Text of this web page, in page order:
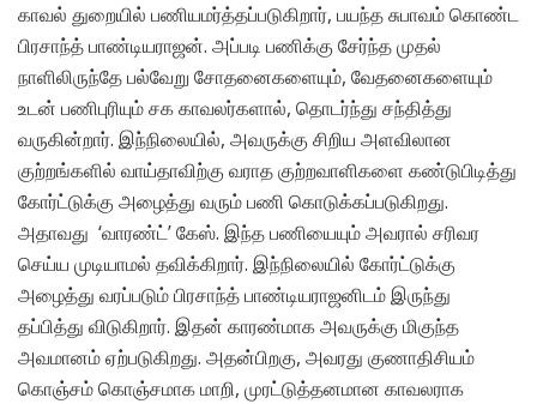
காவல் துறையில் பணியமர்த்தப்படுகிறார், பயந்த சுபாவம் கொண்ட
பிரசாந்த் பாண்டியராஜன். அப்படி பணிக்கு சேர்ந்த முதல்
நாளிலிருந்தே பல்வேறு சோதனைகளையும், வேதனைகளையும்
உடன் பணிபுரியும் சக காவலர்களால், தொடர்ந்து சந்தித்து
வருகின்றார். இந்நிலையில், அவருக்கு சிறிய அளவிலான
குற்றங்களில் வாய்தாவிற்கு வராத குற்றவாளிகளை கண்டுபிடித்து
கோர்ட்டுக்கு அழைத்து வரும் பணி கொடுக்கப்படுகிறது.
அதாவது ‘வாரண்ட்’ கேஸ். இந்த பணியையும் அவரால் சரிவர
செய்ய முடியாமல் தவிக்கிறார். இந்நிலையில் கோர்ட்டுக்கு
அழைத்து வரப்படும் பிரசாந்த் பாண்டியராஜனிடம் இருந்து
தப்பித்து விடுகிறார். இதன் காரண்மாக அவருக்கு மிகுந்த
அவமானம் ஏற்படுகிறது. அதன்பிறகு, அவரது குணாதிசியம்
கொஞ்சம் கொஞ்சமாக மாறி, முரட்டுத்தனமான காவலராக